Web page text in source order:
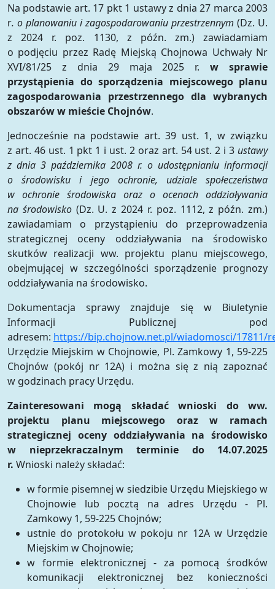
Na podstawie art. 17 pkt 1 ustawy z dnia 27 marca 2003
r. o planowaniu i zagospodarowaniu przestrzennym (Dz. U.
z 2024 r. poz. 1130, z późn. zm.) zawiadamiam
o podjęciu przez Radę Miejską Chojnowa Uchwały Nr
XVI/81/25 z dnia 29 maja 2025 r.w sprawie
przystąpienia do sporządzenia miejscowego planu
zagospodarowania przestrzennego dla wybranych
obszarów w mieście Chojnów.
Jednocześnie na podstawie art. 39 ust. 1, w związku
z art. 46 ust. 1 pkt 1 i ust. 2 oraz art. 54 ust. 2 i 3 ustawy
z dnia 3 października 2008 r. o udostępnianiu informacji
o środowisku i jego ochronie, udziale społeczeństwa
w ochronie środowiska oraz o ocenach oddziaływania
na środowisko(Dz. U. z 2024 r. poz. 1112, z późn. zm.)
zawiadamiam o przystąpieniu do przeprowadzenia
strategicznej oceny oddziaływania na środowisko
skutków realizacji ww. projektu planu miejscowego,
obejmującej w szczególności sporządzenie prognozy
oddziaływania na środowisko.
Dokumentacja sprawy znajduje się w Biuletynie
Informacji Publicznej pod
adresem: https://bip.chojnow.net.pl/wiadomosci/17811/
Urzędzie Miejskim w Chojnowie, Pl. Zamkowy 1, 59-225
Chojnów (pokój nr 12A) i można się z nią zapoznać
w godzinach pracy Urzędu.
Zainteresowani mogą składać wnioski do ww.
projektu planu miejscowego oraz w ramach
strategicznej oceny oddziaływania na środowisko
w nieprzekraczalnym terminie do 14.07.2025
r. Wnioski należy składać:
w formie pisemnej w siedzibie Urzędu Miejskiego w
Chojnowie lub pocztą na adres Urzędu - Pl.
Zamkowy 1, 59-225 Chojnów;
ustnie do protokołu w pokoju nr 12A w Urzędzie
Miejskim w Chojnowie;
w formie elektronicznej - za pomocą środków
komunikacji elektronicznej bez konieczności